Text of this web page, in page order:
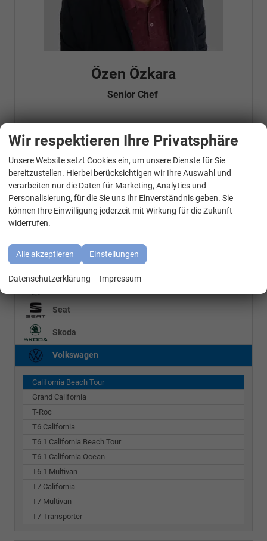
Özen Özkara
Senior Chef
Telefonnummer: 07181 - 47695 15
info@autohausrems.de
Fahrzeugnr.
Geparkte Fahrzeuge (0)
BMW
Cupra
Seat
Skoda
Volkswagen
California Beach Tour
Grand California
T-Roc
T6 California
T6.1 California Beach Tour
T6.1 California Ocean
T6.1 Multivan
T7 California
T7 Multivan
T7 Transporter
Wir respektieren Ihre Privatsphäre
Unsere Website setzt Cookies ein, um unsere Dienste für Sie
bereitzustellen. Hierbei berücksichtigen wir Ihre Auswahl und
verarbeiten nur die Daten für Marketing, Analytics und
Personalisierung, für die Sie uns Ihr Einverständnis geben. Sie
können Ihre Einwilligung jederzeit mit Wirkung für die Zukunft
widerrufen.
Alle akzeptieren Einstellungen
Datenschutzerklärung Impressum